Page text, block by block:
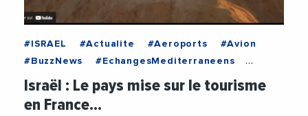
#ISRAEL #Actualite #Aeroports
#Avion
#BuzzNews
#EchangesMediterraneens
#Economie
#Marseille
#Paris
Israël : Le pays mise sur le tourisme
en France…